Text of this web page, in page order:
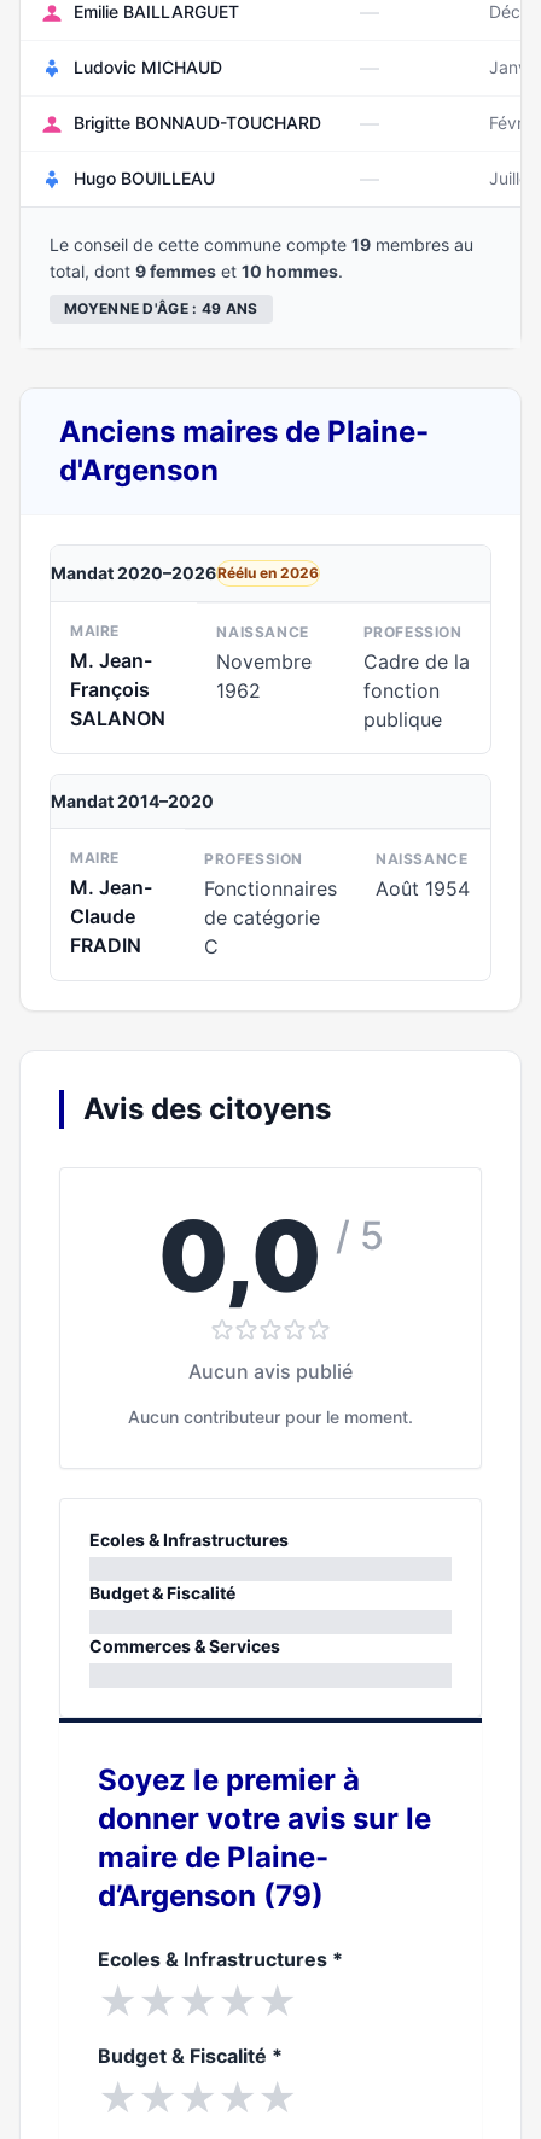
Emilie BAILLARGUET —
Ludovic MICHAUD —
Brigitte BONNAUD-TOUCHARD —
Hugo BOUILLEAU — Juillet
Le conseil de cette commune compte 19 membres au
total, dont 9 femmes et 10 hommes.
MOYENNE D'ÂGE : 49 ANS
Anciens maires de Plaine-
d'Argenson
Mandat 2020–2026Réélu en 2026
MAIRE
M. Jean-
François
SALANON
NAISSANCE
Novembre
1962
PROFESSION
Cadre de la
fonction
publique
Mandat 2014–2020
MAIRE
M. Jean-
Claude
FRADIN
PROFESSION
Fonctionnaires
de catégorie
C
NAISSANCE
Août 1954
Avis des citoyens
0,0 / 5
Aucun avis publié
Aucun contributeur pour le moment.
Ecoles & Infrastructures
0%
Budget & Fiscalité
0%
Commerces & Services
Soyez le premier à
donner votre avis sur le
maire de Plaine-
d’Argenson (79)
Ecoles & Infrastructures *
★★★★★
Budget & Fiscalité *
★★★★★